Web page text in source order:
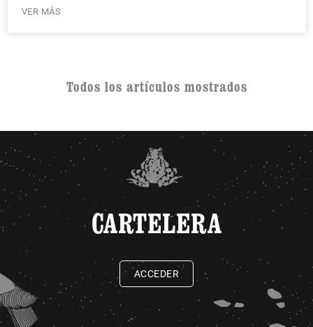
VER MÁS
Todos los artículos mostrados
CARTELERA
ACCEDER